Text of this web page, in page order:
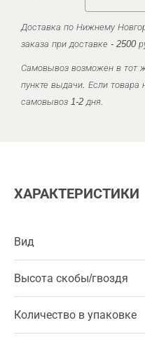
Доставка по Нижнему
заказа при доставке - 2500
Самовывоз возможен в тот
пункте выдачи. Если
самовывоз 1-2 дня.
ХАРАКТЕРИСТИКИ
Вид
Высота скобы/гвоздя
Количество в упаковке